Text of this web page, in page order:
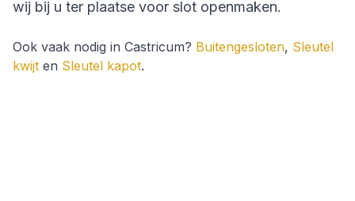
wij bij u ter plaatse voor slot openmaken.
Ook vaak nodig in Castricum? Buitengesloten, Sleutel
kwijt en Sleutel kapot.